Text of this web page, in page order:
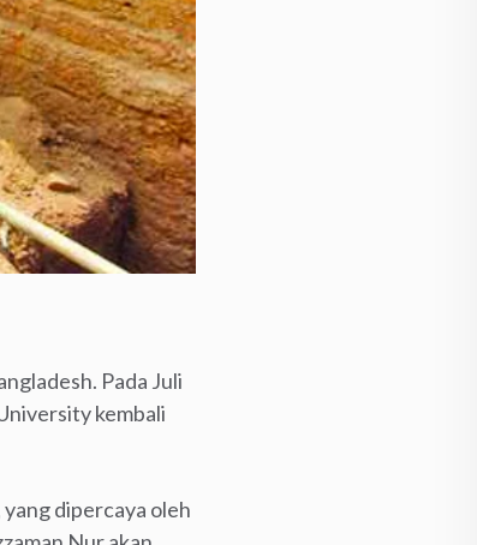
Pada Juli
kembali
dipercaya oleh